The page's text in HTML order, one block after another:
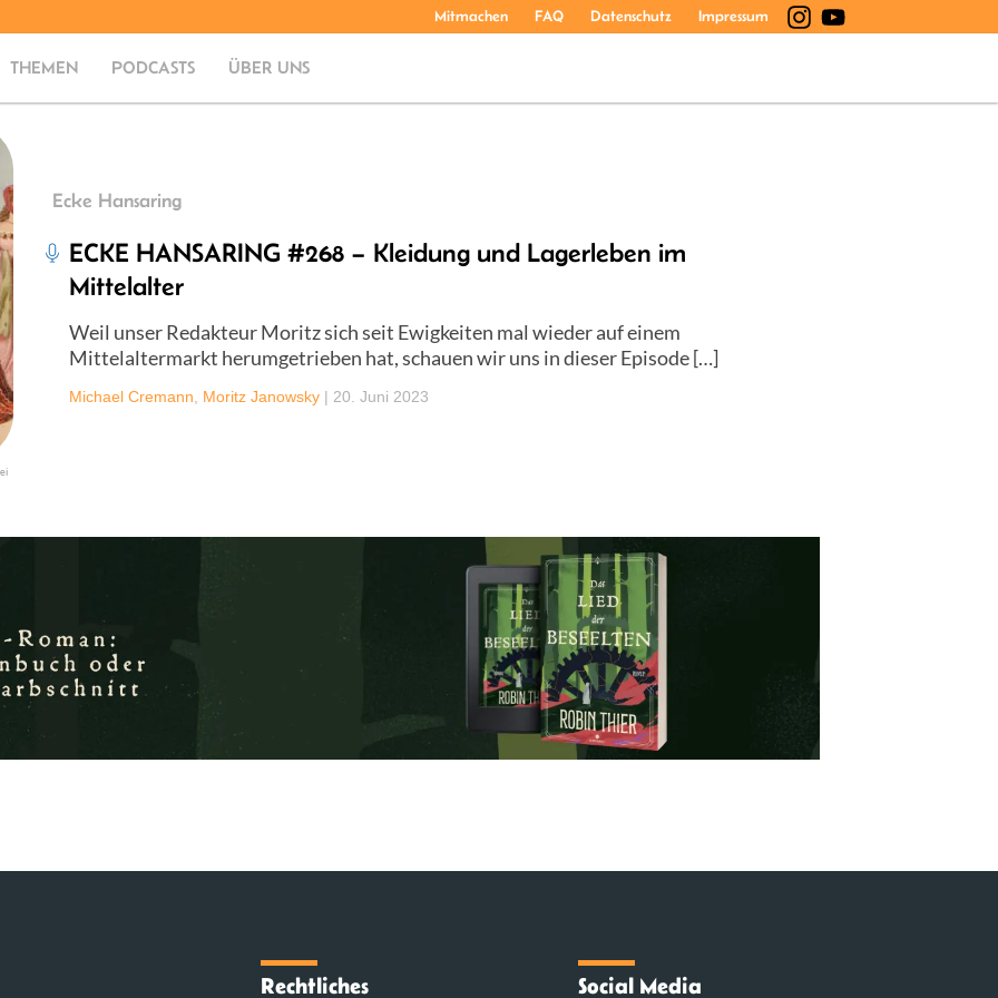
Mitmachen FAQ Datenschutz Impressum
THEMEN PODCASTS ÜBER UNS
Ecke Hansaring
ECKE HANSARING #268 – Kleidung und Lagerleben im
Mittelalter
Weil unser Redakteur Moritz sich seit Ewigkeiten mal wieder auf einem
Mittelaltermarkt herumgetrieben hat, schauen wir uns in dieser Episode […]
Michael Cremann Moritz Janowsky | 20. Juni 2023
Rechtliches Social Media